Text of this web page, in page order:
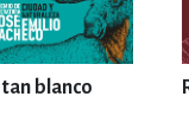
blanco